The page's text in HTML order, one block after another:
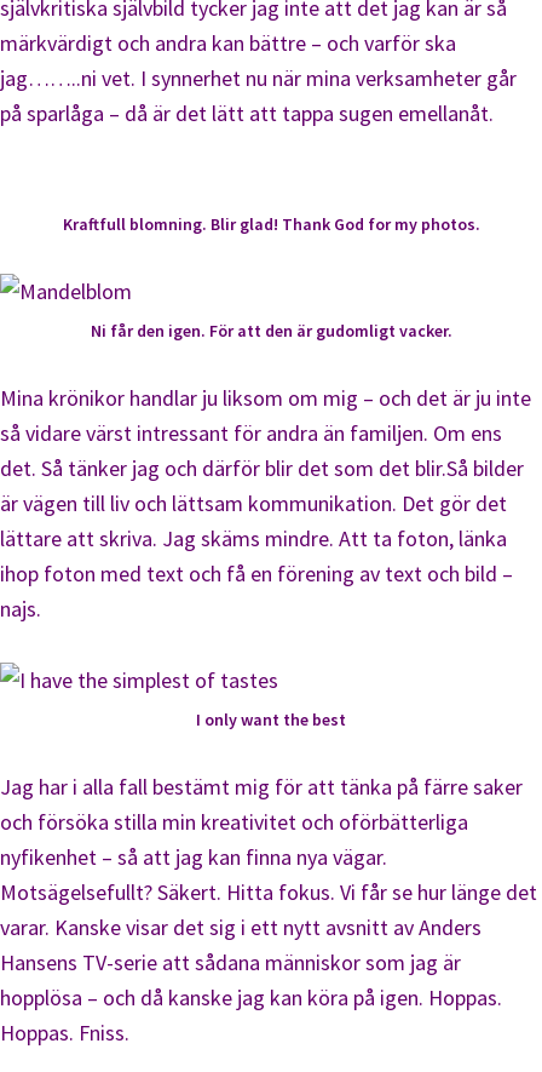
självkritiska självbild tycker jag inte att det jag kan är så
märkvärdigt och andra kan bättre – och varför ska
jag……..ni vet. I synnerhet nu när mina verksamheter går
på sparlåga – då är det lätt att tappa sugen emellanåt.
Kraftfull blomning. Blir glad! Thank God for my photos.
Ni får den igen. För att den är gudomligt vacker.
Mina krönikor handlar ju liksom om mig – och det är ju inte
så vidare värst intressant för andra än familjen. Om ens
det. Så tänker jag och därför blir det som det blir.Så bilder
är vägen till liv och lättsam kommunikation. Det gör det
lättare att skriva. Jag skäms mindre. Att ta foton, länka
ihop foton med text och få en förening av text och bild –
najs.
I only want the best
Jag har i alla fall bestämt mig för att tänka på färre saker
och försöka stilla min kreativitet och oförbätterliga
nyfikenhet – så att jag kan finna nya vägar.
Motsägelsefullt? Säkert. Hitta fokus. Vi får se hur länge det
varar. Kanske visar det sig i ett nytt avsnitt av Anders
Hansens TV-serie att sådana människor som jag är
hopplösa – och då kanske jag kan köra på igen. Hoppas.
Hoppas. Fniss.